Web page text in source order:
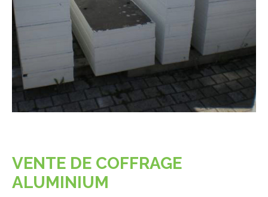
VENTE DE COFFRAGE
ALUMINIUM